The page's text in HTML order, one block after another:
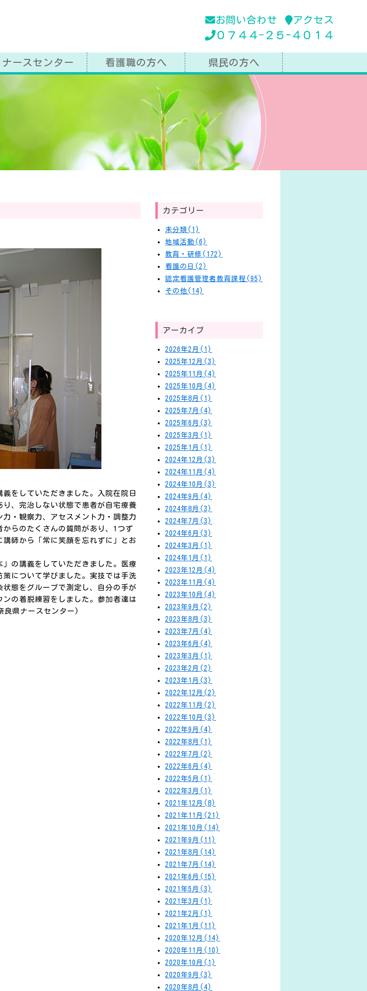
アクセス
お問い合わせ
０７４４-２５-４０１４
ナースセンター 看護職の方へ 県民の方へ
をしていただきました。入院在院日
、完治しない状態で患者が自宅療養
・観察力、アセスメント力・調整力
らのたくさんの質問があり、1つず
師から「常に笑顔を忘れずに」とお
の講義をしていただきました。医療
について学びました。実技では手洗
態をグループで測定し、自分の手が
の着脱練習をしました。参加者達は
良県ナースセンター)
カテゴリー
未分類(1)
地域活動(6)
教育・研修(172)
看護の日(2)
認定看護管理者教育課程(95)
その他(14)
アーカイブ
2026年2月(1)
2025年12月(3)
2025年11月(4)
2025年10月(4)
2025年8月(1)
2025年7月(4)
2025年6月(3)
2025年3月(1)
2025年1月(1)
2024年12月(3)
2024年11月(4)
2024年10月(3)
2024年9月(4)
2024年8月(3)
2024年7月(3)
2024年6月(3)
2024年3月(1)
2024年1月(1)
2023年12月(4)
2023年11月(4)
2023年10月(4)
2023年9月(2)
2023年8月(3)
2023年7月(4)
2023年6月(4)
2023年3月(1)
2023年2月(2)
2023年1月(3)
2022年12月(2)
2022年11月(2)
2022年10月(3)
2022年9月(4)
2022年8月(1)
2022年7月(2)
2022年6月(4)
2022年5月(1)
2022年3月(1)
2021年12月(8)
2021年11月(21)
2021年10月(14)
2021年9月(11)
2021年8月(14)
2021年7月(14)
2021年6月(15)
2021年5月(3)
2021年3月(1)
2021年2月(1)
2021年1月(11)
2020年12月(14)
2020年11月(10)
2020年10月(1)
2020年9月(3)
2020年8月(4)